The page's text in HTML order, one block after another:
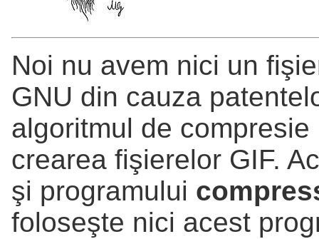
Noi nu avem nici un
GNU din cauza
algoritmul de
crearea fişierelor GIF.
şi programului
foloseşte nici acest